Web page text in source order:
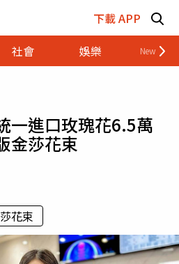
下載 APP
社會 娛樂 財經
進口玫瑰花6.5萬
金莎花束
花束